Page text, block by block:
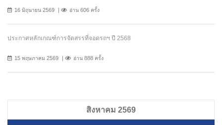
16 มิถุนายน 2569 อ่าน 606 ครั้ง
ประกาศหลักเกณฑ์การจัดสรรที่จอดรถฯ ปี 2568
15 พฤษภาคม 2569 อ่าน 888 ครั้ง
สิงหาคม 2569